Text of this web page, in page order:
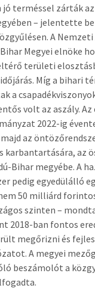
jó terméssel zárták
– jelentette
A
Megyei elnöke
területi
Míg a bihari
a
volt az aszály.
2022-ig
az
karbantartására, az
Bihar megyébe. A
pedig egyedülálló
50 milliárd
szinten –
2018-ban fontos
megőrizni és
A megyei
beszámolót a